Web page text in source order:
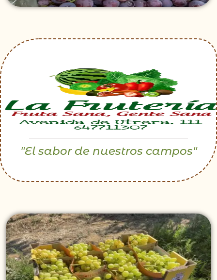
"El sabor de nuestros campos"